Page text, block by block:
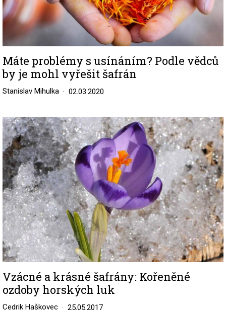
Máte problémy s usínáním? Podle vědců
by je mohl vyřešit šafrán
Stanislav Mihulka 02.03.2020
Image
Vzácné a krásné šafrány: Kořeněné
ozdoby horských luk
Cedrik Haškovec 25.05.2017